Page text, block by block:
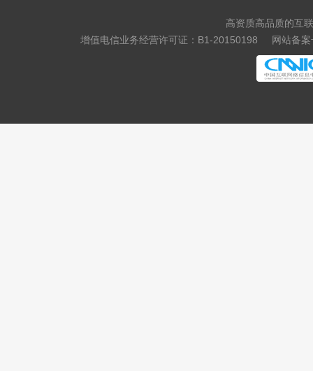
高资质高品质的互
增值电信业务经营许可证：B1-20150198
网站备